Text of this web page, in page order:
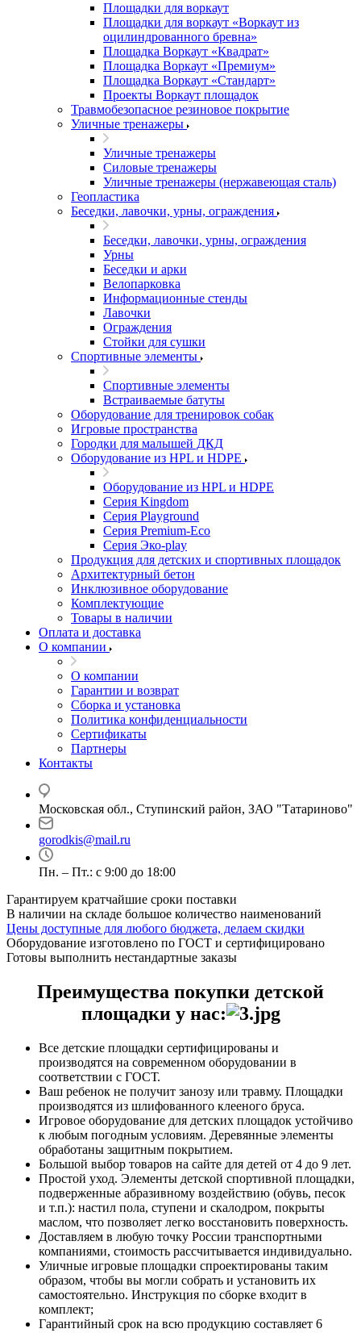
Площадки для воркаут
Площадки для воркаут «Воркаут из
оцилиндрованного бревна»
Площадка Воркаут «Квадрат»
Площадка Воркаут «Премиум»
Площадка Воркаут «Стандарт»
Проекты Воркаут площадок
Травмобезопасное резиновое покрытие
Уличные тренажеры
Уличные тренажеры
Силовые тренажеры
Уличные тренажеры (нержавеющая сталь)
Геопластика
Беседки, лавочки, урны, ограждения
Беседки, лавочки, урны, ограждения
Урны
Беседки и арки
Велопарковка
Информационные стенды
Лавочки
Ограждения
Стойки для сушки
Спортивные элементы
Спортивные элементы
Встраиваемые батуты
Оборудование для тренировок собак
Игровые пространства
Городки для малышей ДКД
Оборудование из HPL и HDPE
Оборудование из HPL и HDPE
Серия Kingdom
Серия Playground
Серия Premium-Eco
Серия Эко-play
Продукция для детских и спортивных площадок
Архитектурный бетон
Инклюзивное оборудование
Комплектующие
Товары в наличии
Оплата и доставка
О компании
О компании
Гарантии и возврат
Сборка и установка
Политика конфиденциальности
Сертификаты
Партнеры
Контакты
Московская обл., Ступинский район, ЗАО "Татариново"
gorodkis@mail.ru
Пн. – Пт.: с 9:00 до 18:00
Гарантируем кратчайшие сроки поставки
В наличии на складе большое количество наименований
Цены доступные для любого бюджета, делаем скидки
Оборудование изготовлено по ГОСТ и сертифицировано
Готовы выполнить нестандартные заказы
Преимущества покупки детской
площадки у нас:
Все детские площадки сертифицированы и
производятся на современном оборудовании в
соответствии с ГОСТ.
Ваш ребенок не получит занозу или травму. Площадки
производятся из шлифованного клееного бруса.
Игровое оборудование для детских площадок устойчиво
к любым погодным условиям. Деревянные элементы
обработаны защитным покрытием.
Большой выбор товаров на сайте для детей от 4 до 9 лет.
Простой уход. Элементы детской спортивной площадки,
подверженные абразивному воздействию (обувь, песок
и т.п.): настил пола, ступени и скалодром, покрыты
маслом, что позволяет легко восстановить поверхность.
Доставляем в любую точку России транспортными
компаниями, стоимость рассчитывается индивидуально.
Уличные игровые площадки спроектированы таким
образом, чтобы вы могли собрать и установить их
самостоятельно. Инструкция по сборке входит в
комплект;
Гарантийный срок на всю продукцию составляет 6